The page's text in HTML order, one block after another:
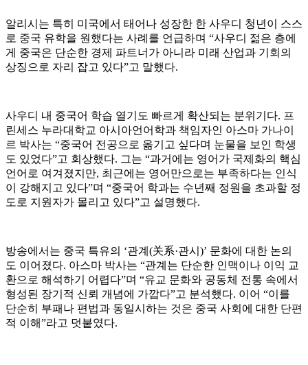
알리시는 특히 미국에서 태어나 성장한 한 사우디 청년이 스스
로 중국 유학을 원했다는 사례를 언급하며 “사우디 젊은 층에
게 중국은 단순한 경제 파트너가 아니라 미래 산업과 기회의
상징으로 자리 잡고 있다”고 말했다.
사우디 내 중국어 학습 열기도 빠르게 확산되는 분위기다. 프
린세스 누라대학교 아시아언어학과 책임자인 아스마 가나이
르 박사는 “중국어 전공으로 옮기고 싶다며 눈물을 보인 학생
도 있었다”고 회상했다. 그는 “과거에는 영어가 국제화의 핵심
언어로 여겨졌지만, 최근에는 영어만으로는 부족하다는 인식
이 강해지고 있다”며 “중국어 학과는 수년째 정원을 초과할 정
도로 지원자가 몰리고 있다”고 설명했다.
방송에서는 중국 특유의 ‘관계(关系·관시)’ 문화에 대한 논의
도 이어졌다. 아스마 박사는 “관계는 단순한 인맥이나 이익 교
환으로 해석하기 어렵다”며 “유교 문화와 공동체 전통 속에서
형성된 장기적 신뢰 개념에 가깝다”고 분석했다. 이어 “이를
단순히 부패나 편법과 동일시하는 것은 중국 사회에 대한 단편
적 이해”라고 덧붙였다.